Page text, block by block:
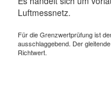
Luftmessnetz.
Für die Grenzwertprüfung ist
ausschlaggebend. Der
Richtwert.